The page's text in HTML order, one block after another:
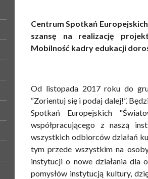
Centrum Spotkań
szansę na realizację
Mobilność kadry edukacji
Od listopada 2017 roku do
“Zorientuj się i podaj dalej!”.
Spotkań Europejskich
współpracującego z naszą
wszystkich odbiorców działań
tym przede wszystkim na
instytucji o nowe działania dla
pomysłów instytucją kultury,